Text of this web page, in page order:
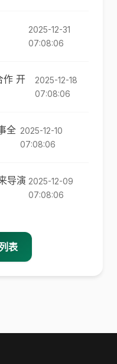
2025-12-31
07:08:06
作 开
2025-12-18
07:08:06
全 2025-12-10
07:08:06
导演 2025-12-09
07:08:06
表